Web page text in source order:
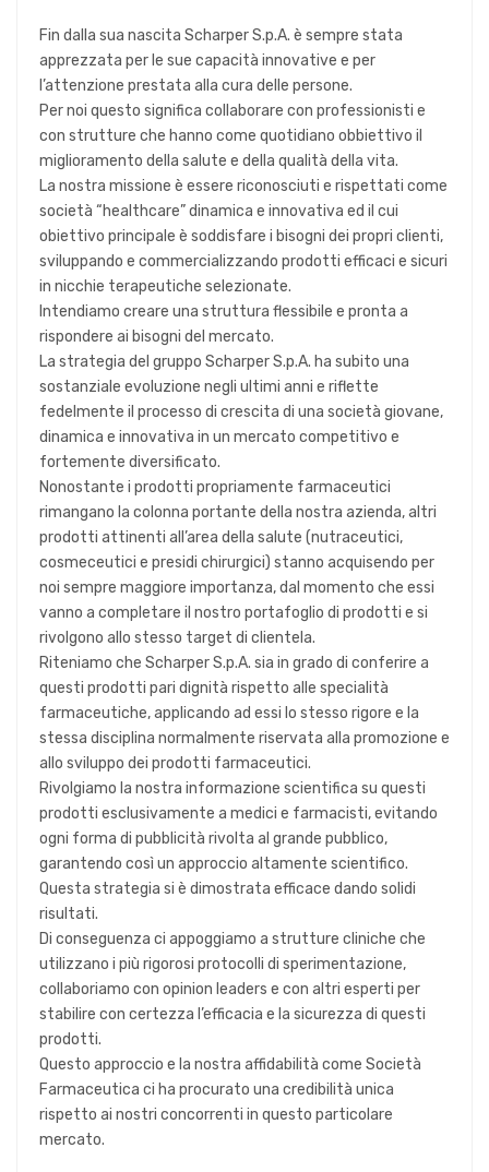
Fin dalla sua nascita Scharper S.p.A. è sempre stata
apprezzata per le sue capacità innovative e per
l’attenzione prestata alla cura delle persone.
Per noi questo significa collaborare con professionisti e
con strutture che hanno come quotidiano obbiettivo il
miglioramento della salute e della qualità della vita.
La nostra missione è essere riconosciuti e rispettati come
società “healthcare” dinamica e innovativa ed il cui
obiettivo principale è soddisfare i bisogni dei propri clienti,
sviluppando e commercializzando prodotti efficaci e sicuri
in nicchie terapeutiche selezionate.
Intendiamo creare una struttura flessibile e pronta a
rispondere ai bisogni del mercato.
La strategia del gruppo Scharper S.p.A. ha subito una
sostanziale evoluzione negli ultimi anni e riflette
fedelmente il processo di crescita di una società giovane,
dinamica e innovativa in un mercato competitivo e
fortemente diversificato.
Nonostante i prodotti propriamente farmaceutici
rimangano la colonna portante della nostra azienda, altri
prodotti attinenti all’area della salute (nutraceutici,
cosmeceutici e presidi chirurgici) stanno acquisendo per
noi sempre maggiore importanza, dal momento che essi
vanno a completare il nostro portafoglio di prodotti e si
rivolgono allo stesso target di clientela.
Riteniamo che Scharper S.p.A. sia in grado di conferire a
questi prodotti pari dignità rispetto alle specialità
farmaceutiche, applicando ad essi lo stesso rigore e la
stessa disciplina normalmente riservata alla promozione e
allo sviluppo dei prodotti farmaceutici.
Rivolgiamo la nostra informazione scientifica su questi
prodotti esclusivamente a medici e farmacisti, evitando
ogni forma di pubblicità rivolta al grande pubblico,
garantendo così un approccio altamente scientifico.
Questa strategia si è dimostrata efficace dando solidi
risultati.
Di conseguenza ci appoggiamo a strutture cliniche che
utilizzano i più rigorosi protocolli di sperimentazione,
collaboriamo con opinion leaders e con altri esperti per
stabilire con certezza l’efficacia e la sicurezza di questi
prodotti.
Questo approccio e la nostra affidabilità come Società
Farmaceutica ci ha procurato una credibilità unica
rispetto ai nostri concorrenti in questo particolare
mercato.